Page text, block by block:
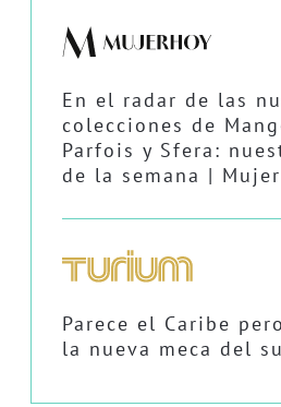
En el radar de las
colecciones de
Parfois y Sfera:
de la semana |
Parece el Caribe
la nueva meca del